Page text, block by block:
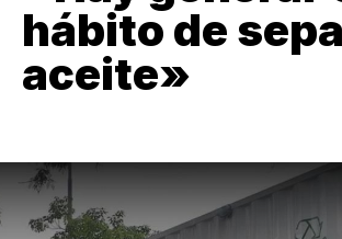
hábito de
aceite»